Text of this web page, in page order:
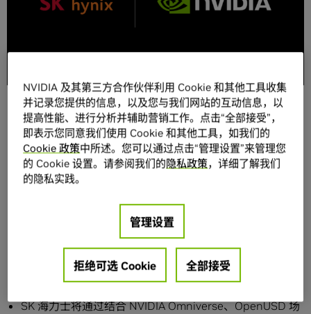
系，旨在开发适配 NVIDIA AI 基础设施路线图的新一代内
存。
该协议旨在保障先进内存的供应，以应对更长的开发周
期、先进制造工艺和资本投入，从而支撑全球 AI 工厂建
设。
SK 海力士将进入 NVIDIA 正在开拓的全新市场，覆盖 AI
NVIDIA Vera Rubin AI 超级计算机、Vera CPU、搭载 RTX
Spark 的个人电脑以及 Jetson Thor 机器人计算平台的内
NVIDIA CUDA-X 库和 NVIDIA PhysicsNeMo 加速半导体
SK 海力士将通过结合 NVIDIA Omniverse、OpenUSD 场
NVIDIA 及其第三方合作伙伴利用 Cookie 和其他工具收集
并记录您提供的信息，以及您与我们网站的互动信息，以
提高性能、进行分析并辅助营销工作。点击“全部接受”，
即表示您同意我们使用 Cookie 和其他工具，如我们的
Cookie 政策中所述。您可以通过点击“管理设置”来管理您
的 Cookie 设置。请参阅我们的隐私政策，详细了解我们
的隐私实践。
管理设置
拒绝可选 Cookie 全部接受